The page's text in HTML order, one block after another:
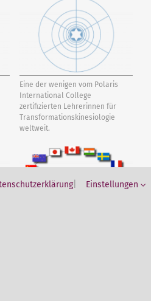
Eine der wenigen vom Polaris
International College
zertifizierten Lehrerinnen für
Transformations­kinesiologie
weltweit.
| Einstellungen